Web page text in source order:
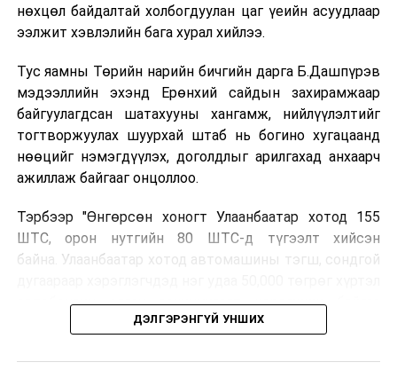
нөхцөл байдалтай холбогдуулан цаг үеийн асуудлаар
ээлжит хэвлэлийн бага хурал хийлээ.
Тус яамны Төрийн нарийн бичгийн дарга Б.Дашпүрэв
мэдээллийн эхэнд Ерөнхий сайдын захирамжаар
байгуулагдсан шатахууны хангамж, нийлүүлэлтийг
тогтворжуулах шуурхай штаб нь богино хугацаанд
нөөцийг нэмэгдүүлэх, доголдлыг арилгахад анхаарч
ажиллаж байгааг онцоллоо.
Тэрбээр "Өнгөрсөн хоногт Улаанбаатар хотод 155
ШТС, орон нутгийн 80 ШТС-д түгээлт хийсэн
байна. Улаанбаатар хотод автомашины тэгш, сондгой
автобензин олгох зохицуулалт хэрэгжиж байгаа
бөгөөд зөөврийн саванд олгохгүй. Энэ нь аюулгүй
сэргийлж буй юм. Орон нутгийн иргэд намрын ургац
ДЭЛГЭРЭНГҮЙ УНШИХ